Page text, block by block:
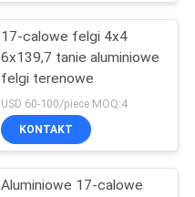
17-calowe felgi 4x4
6x139,7 tanie aluminiowe
felgi terenowe
USD 60-100/piece MOQ:4
KONTAKT
Aluminiowe 17-calowe